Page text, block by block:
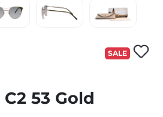
SALE
53 Gold